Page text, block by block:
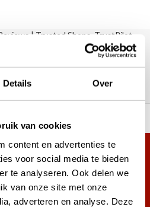
Details Over
van cookies
content en advertenties te
voor social media te bieden
te analyseren. Ook delen we
van onze site met onze
adverteren en analyse. Deze
| Trusted Shops, TrustPilot,
klanten aan het
hebben zich al
en mis nooit meer de beste